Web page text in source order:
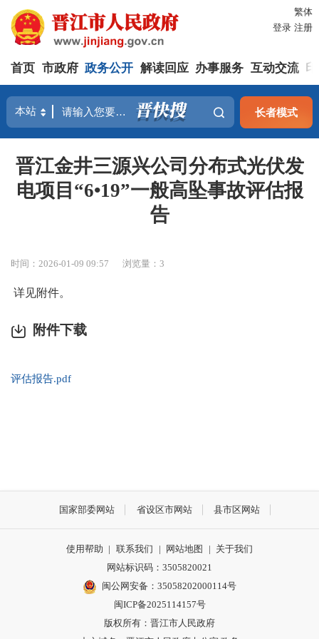
繁体
登录 注册
首页 市政府 政务公开 解读回应 办事服务 互动交流
长者模式
晋江金井三源兴公司分布式光伏发
电项目“6•19”一般高坠事故评估报
告
时间：2026-01-09 09:57 浏览量：3
详见附件。
附件下载
评估报告.pdf
国家部委网站 省设区市网站 县市区网站
使用帮助 | 联系我们 | 网站地图 | 关于我们
网站标识码：3505820021
闽公网安备：35058202000114号
闽ICP备2025114157号
版权所有：晋江市人民政府